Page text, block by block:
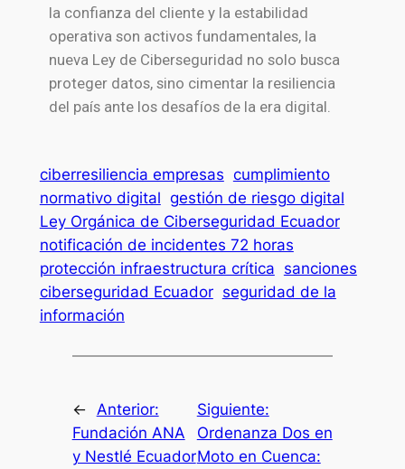
la confianza del cliente y la estabilidad
operativa son activos fundamentales, la
nueva Ley de Ciberseguridad no solo busca
proteger datos, sino cimentar la resiliencia
del país ante los desafíos de la era digital.
ciberresiliencia empresas cumplimiento
normativo digital gestión de riesgo digital
Ley Orgánica de Ciberseguridad Ecuador
notificación de incidentes 72 horas
protección infraestructura crítica sanciones
ciberseguridad Ecuador seguridad de la
información
←
Anterior:
Fundación ANA
y Nestlé Ecuador
Siguiente:
Ordenanza Dos en
Moto en Cuenca: